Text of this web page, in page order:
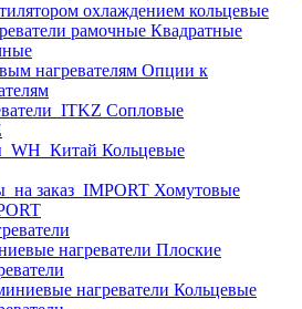
охлаждением кольцевые
Квадратные
Опции к
Cопловые
Кольцевые
Хомутовые
Плоские
Кольцевые